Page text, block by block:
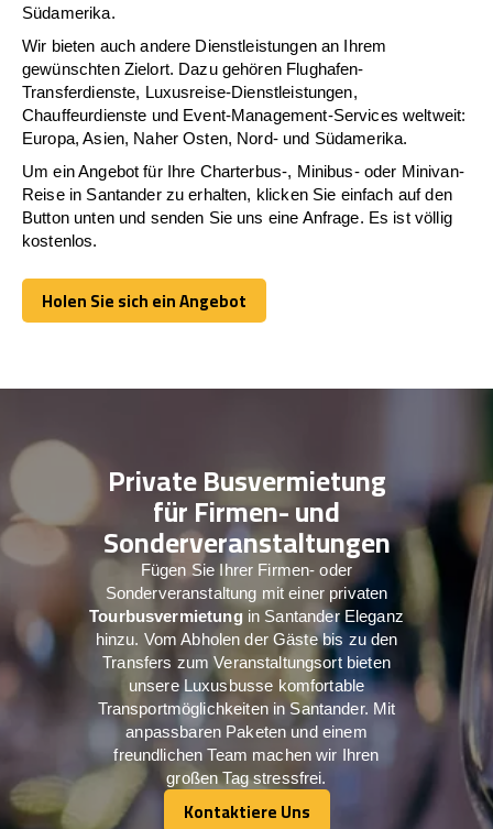
Südamerika.
Wir bieten auch andere Dienstleistungen an Ihrem
gewünschten Zielort. Dazu gehören Flughafen-
Transferdienste, Luxusreise-Dienstleistungen,
Chauffeurdienste und Event-Management-Services weltweit:
Europa, Asien, Naher Osten, Nord- und Südamerika.
Um ein Angebot für Ihre Charterbus-, Minibus- oder Minivan-
Reise in Santander zu erhalten, klicken Sie einfach auf den
Button unten und senden Sie uns eine Anfrage. Es ist völlig
kostenlos.
Holen Sie sich ein Angebot
Holen Sie sich ein Angebot
Private Busvermietung
für Firmen- und
Sonderveranstaltungen
Fügen Sie Ihrer Firmen- oder
Sonderveranstaltung mit einer privaten
Tourbusvermietungin Santander Eleganz
hinzu. Vom Abholen der Gäste bis zu den
Transfers zum Veranstaltungsort bieten
unsere Luxusbusse komfortable
Transportmöglichkeiten in Santander. Mit
anpassbaren Paketen und einem
freundlichen Team machen wir Ihren
großen Tag stressfrei.
Kontaktiere Uns